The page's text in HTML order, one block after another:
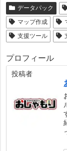
データパック
マップ作成
支援ツール
プロフィール
投稿者